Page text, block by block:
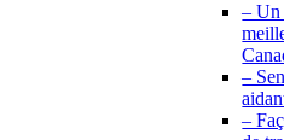
– Un
–
–